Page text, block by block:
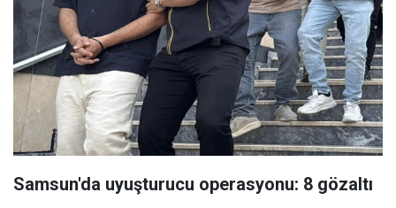
Samsun'da uyuşturucu operasyonu: 8 gözaltı